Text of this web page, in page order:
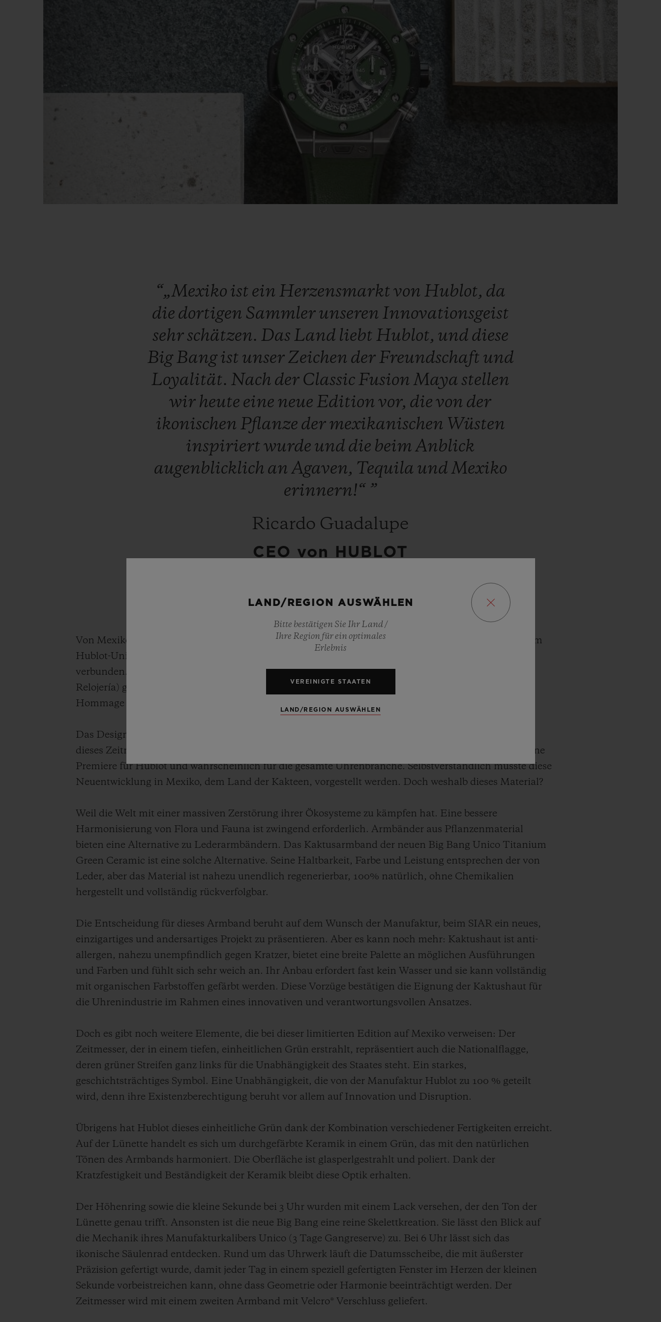
“„Mexiko ist ein Herzensmarkt von Hublot, da
die dortigen Sammler unseren Innovationsgeist
sehr schätzen. Das Land liebt Hublot, und diese
BigBangist unser Zeichen der Freundschaft und
Loyalität. Nach der Classic FusionMaya stellen
wir heute eine neue Editionvor, dievon der
ikonischen Pflanze der mexikanischen Wüsten
inspiriertwurde und die beimAnblick
augenblicklich an Agaven, Tequila und Mexiko
erinnern!“ ”
Ricardo Guadalupe
CEO von HUBLOT
Von Mexiko-Stadt ausgehend über das ganze Land: Mexiko ist seit langem einer der hellsten Sterne im
Hublot-Universum und fühlt sich der Marke mit großer Begeisterung und in tiefer Freundschaft
verbunden. Die neue Big Bang, die speziell für den Uhrensalon SIAR (Salón Internacional Alta
Relojería) geschaffen wurde, der vom 17. bis 19. Oktober in Mexico City stattfindet, ist eine echte
Hommage an Mexiko ‒ vom Gehäuse bis zum Armband!
Das Design kommt einer doppelten Verbeugung gleich: Ausnahmsweise ist die wirkliche Sensation
dieses Zeitmessers sein Armband: Der Kautschukkern ist mit einer Schicht aus Kaktus überzogen. Eine
Premiere für Hublot und wahrscheinlich für die gesamte Uhrenbranche. Selbstverständlich musste diese
Neuentwicklung in Mexiko, dem Land der Kakteen, vorgestellt werden. Doch weshalb dieses Material?
Weil die Welt mit einer massiven Zerstörung ihrer Ökosysteme zu kämpfen hat. Eine bessere
Harmonisierung von Flora und Fauna ist zwingend erforderlich. Armbänder aus Pflanzenmaterial
bieten eine Alternative zu Lederarmbändern. Das Kaktusarmband der neuen Big Bang Unico Titanium
Green Ceramic ist eine solche Alternative. Seine Haltbarkeit, Farbe und Leistung entsprechen der von
Leder, aber das Material ist nahezu unendlich regenerierbar, 100% natürlich, ohne Chemikalien
hergestellt und vollständig rückverfolgbar.
Die Entscheidung für dieses Armband beruht auf dem Wunsch der Manufaktur, beim SIAR ein neues,
einzigartiges und andersartiges Projekt zu präsentieren. Aber es kann noch mehr: Kaktushaut ist anti-
allergen, nahezu unempfindlich gegen Kratzer, bietet eine breite Palette an möglichen Ausführungen
und Farben und fühlt sich sehr weich an. Ihr Anbau erfordert fast kein Wasser und sie kann vollständig
mit organischen Farbstoffen gefärbt werden. Diese Vorzüge bestätigen die Eignung der Kaktushaut für
die Uhrenindustrie im Rahmen eines innovativen und verantwortungsvollen Ansatzes.
Doch es gibt noch weitere Elemente, die bei dieser limitierten Edition auf Mexiko verweisen: Der
Zeitmesser, der in einem tiefen, einheitlichen Grün erstrahlt, repräsentiert auch die Nationalflagge,
deren grüner Streifen ganz links für die Unabhängigkeit des Staates steht. Ein starkes,
geschichtsträchtiges Symbol. Eine Unabhängigkeit, die von der Manufaktur Hublot zu 100 % geteilt
wird, denn ihre Existenzberechtigung beruht vor allem auf Innovation und Disruption.
Übrigens hat Hublot dieses einheitliche Grün dank der Kombination verschiedener Fertigkeiten erreicht.
Auf der Lünette handelt es sich um durchgefärbte Keramik in einem Grün, das mit den natürlichen
Tönen des Armbands harmoniert. Die Oberfläche ist glasperlgestrahlt und poliert. Dank der
Kratzfestigkeit und Beständigkeit der Keramik bleibt diese Optik erhalten.
Der Höhenring sowie die kleine Sekunde bei 3 Uhr wurden mit einem Lack versehen, der den Ton der
Lünette genau trifft. Ansonsten ist die neue Big Bang eine reine Skelettkreation. Sie lässt den Blick auf
die Mechanik ihres Manufakturkalibers Unico (3 Tage Gangreserve) zu. Bei 6 Uhr lässt sich das
ikonische Säulenrad entdecken. Rund um das Uhrwerk läuft die Datumsscheibe, die mit äußerster
Präzision gefertigt wurde, damit jeder Tag in einem speziell gefertigten Fenster im Herzen der kleinen
Sekunde vorbeistreichen kann, ohne dass Geometrie oder Harmonie beeinträchtigt werden. Der
Zeitmesser wird mit einem zweiten Armband mit Velcro® Verschluss geliefert.
LAND/REGION AUSWÄHLEN
Bitte bestätigen Sie Ihr Land /
Ihre Region für ein optimales
Erlebnis
VEREINIGTE STAATEN
LAND/REGION AUSWÄHLEN